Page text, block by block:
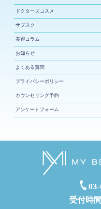
ドクターズコスメ
サブスク
美容コラム
お知らせ
よくある質問
プライバシーポリシー
カウンセリング予約
アンケートフォーム
受付時